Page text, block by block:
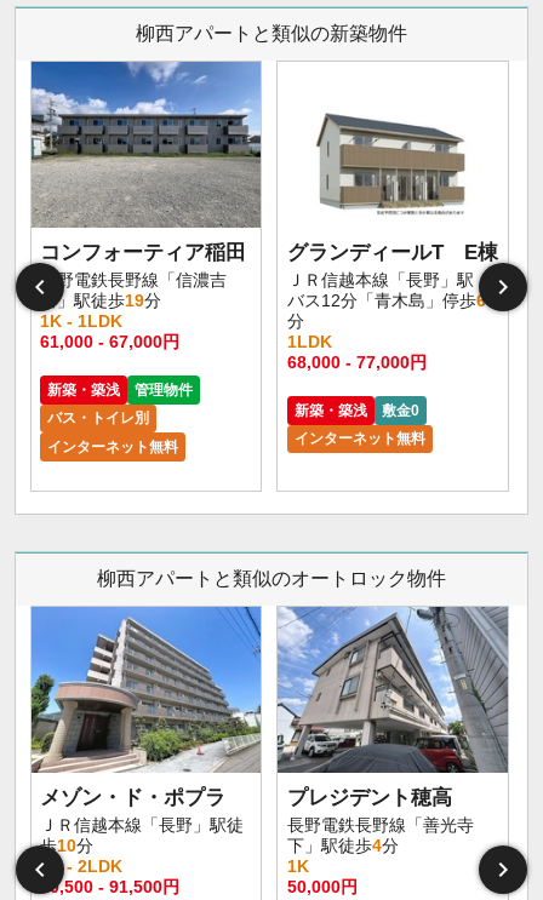
柳西アパートと類似の新築物件
コンフォーティア稲田
長野電鉄長野線「信濃吉
田」駅徒歩19分
1K - 1LDK
61,000 - 67,000円
新築・築浅
管理物件
バス・トイレ別
インターネット無料
グランディールT E棟
ＪＲ信越本線「長野」駅
バス12分「青木島」停歩6
分
1LDK
68,000 - 77,000円
新築・築浅
敷金0
インターネット無料
柳西アパートと類似のオートロック物件
メゾン・ド・ポプラ
ＪＲ信越本線「長野」駅徒
歩10分
1R - 2LDK
60,500 - 91,500円
プレジデント穂高
長野電鉄長野線「善光寺
下」駅徒歩4分
1K
50,000円